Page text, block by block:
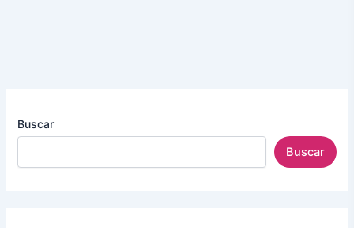
Buscar
Buscar